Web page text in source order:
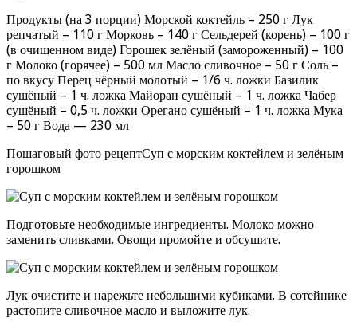
Продукты (на 3 порции) Морской коктейль – 250 г Лук
репчатый – 110 г Морковь – 140 г Сельдерей (корень) – 100 г
(в очищенном виде) Горошек зелёный (замороженный) – 100
г Молоко (горячее) – 500 мл Масло сливочное – 50 г Соль –
по вкусу Перец чёрный молотый – 1/6 ч. ложки Базилик
сушёный – 1 ч. ложка Майоран сушёный – 1 ч. ложка Чабер
сушёный – 0,5 ч. ложки Орегано сушёный – 1 ч. ложка Мука
– 50 г Вода — 230 мл
Пошаговый фото рецептСуп с морским коктейлем и зелёным
горошком
Подготовьте необходимые ингредиенты. Молоко можно
заменить сливками. Овощи промойте и обсушите.
Лук очистите и нарежьте небольшими кубиками. В сотейнике
растопите сливочное масло и выложите лук.